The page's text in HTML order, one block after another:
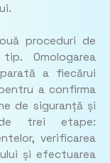
proceduri de
Omologarea
a fiecărui
a confirma
de siguranță și
trei etape:
verificarea
și efectuarea